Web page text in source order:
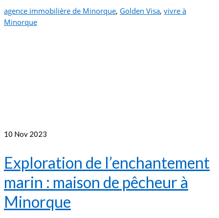
agence immobilière de Minorque, Golden Visa, vivre à
Minorque
10 Nov 2023
Exploration de l’enchantement
marin : maison de pêcheur à
Minorque